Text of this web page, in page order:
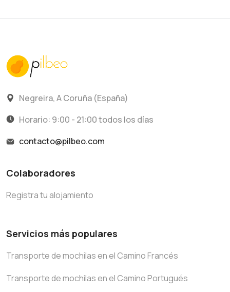
Negreira, A Coruña (España)
Horario: 9:00 - 21:00 todos los días
contacto@pilbeo.com
Colaboradores
Registra tu alojamiento
Servicios más populares
Transporte de mochilas en el Camino Francés
Transporte de mochilas en el Camino Portugués